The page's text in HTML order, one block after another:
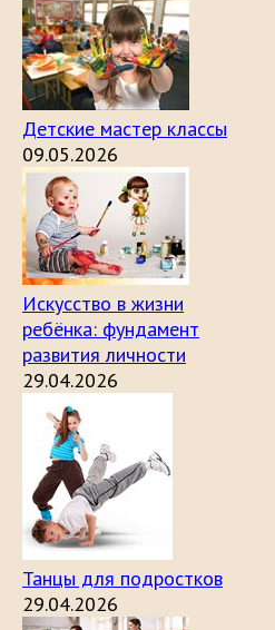
Детские мастер классы
09.05.2026
Искусство в жизни
ребёнка: фундамент
развития личности
29.04.2026
Танцы для подростков
29.04.2026